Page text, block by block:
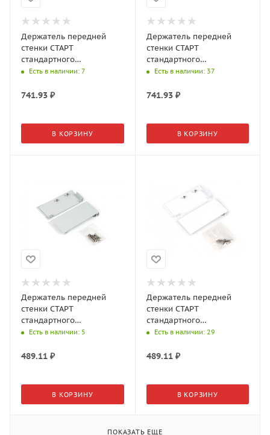
Держатель передней
стенки СТАРТ
стандартного
внутреннего с прямыми
Есть в наличии: 7
741.93 ₽
В КОРЗИНУ
Держатель передней
стенки СТАРТ
стандартного
внутреннего с прямыми
Есть в наличии: 37
741.93₽
В КОРЗИНУ
Держатель передней
стенки СТАРТ
стандартного
внутреннего с
боковинами SBH43/GR
Есть в наличии: 5
489.11 ₽
В КОРЗИНУ
Держатель передней
стенки СТАРТ
стандартного
внутреннего с
боковинами SBH43/W
Есть в наличии: 29
489.11₽
В КОРЗИНУ
ПОКАЗАТЬ ЕЩЕ